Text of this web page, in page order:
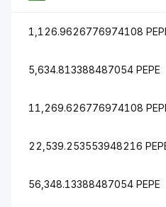
1,126.9626776974108
5,634.813388487054 PEPE
11,269.626776974108
22,539.253553948216
56,348.13388487054 PEPE